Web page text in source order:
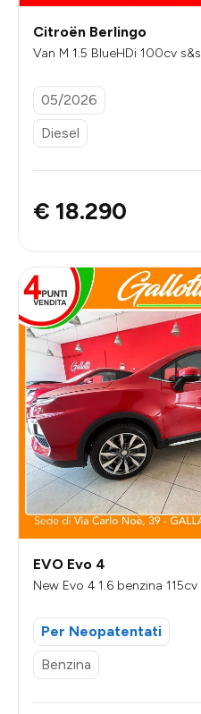
Citroën Berlingo
Van M 1.5 BlueHDi 100cv
05/2026
Diesel
€ 18.290
EVO Evo 4
New Evo 4 1.6 benzina 115cv - NEOPATENTATI - SENZA VI
Per Neopatentati
Benzina